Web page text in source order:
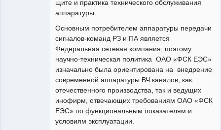
щите и практика технического обслуживания
аппаратуры.
Основным потребителем аппаратуры передачи
сигналов-команд РЗ и ПА является
Федеральная сетевая компания, поэтому
научно-техническая политика ОАО «ФСК ЕЭС»
изначально была ориентирована на внедрение
современной аппаратуры ВЧ каналов, как
отечественного производства, так и ведущих
инофирм, отвечающих требованиям ОАО «ФСК
ЕЭС» по функциональным показателям и
условиям эксплуатации.